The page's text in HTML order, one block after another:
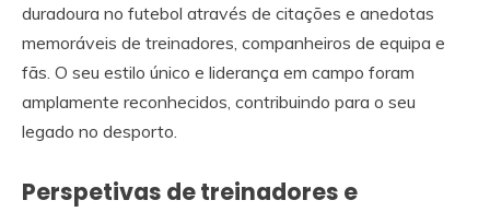
duradoura no futebol através de citações e anedotas
memoráveis de treinadores, companheiros de equipa e
fãs. O seu estilo único e liderança em campo foram
amplamente reconhecidos, contribuindo para o seu
legado no desporto.
Perspetivas de treinadores e